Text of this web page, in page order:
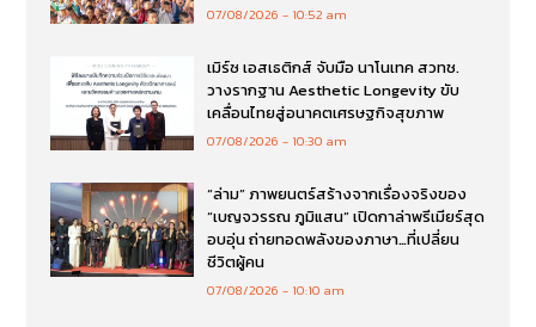
07/08/2026 10:52 am
เมิร์ซ เอสเธติกส์ จับมือ นาโนเทค สวทช.
วางรากฐาน Aesthetic Longevity ขับ
เคลื่อนไทยสู่อนาคตเศรษฐกิจสุขภาพ
07/08/2026 10:30 am
“ล่าม” ภาพยนตร์สร้างจากเรื่องจริงของ
“เบญจวรรณ ภูมิแสน” เปิดกาล่าพรีเมียร์สุด
อบอุ่น ถ่ายทอดพลังของภาษา…ที่เปลี่ยน
ชีวิตผู้คน
07/08/2026 10:10 am